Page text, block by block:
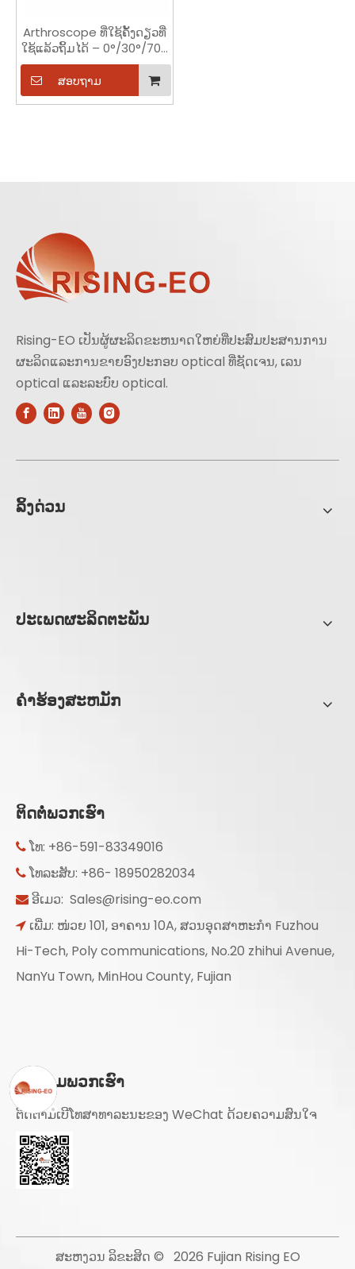
Arthroscope ທີ່ໃຊ້ຄັ້ງດຽວທີ່
ໃຊ້ແລ້ວຖິ້ມໄດ້ – 0°/30°/70°,
4K UHD, ຄວາມຍາວການເຮັດ
ວຽກ 158-175mm
ສອບຖາມ
Rising-EO ເປັນຜູ້ຜະລິດຂະຫນາດໃຫຍ່ທີ່ປະສົມປະສານການ
ຜະລິດແລະການຂາຍອົງປະກອບ optical ທີ່ຊັດເຈນ, ເລນ
optical ແລະລະບົບ optical.
ລິ້ງດ່ວນ
ປະເພດຜະລິດຕະພັນ
ຄໍາຮ້ອງສະຫມັກ
ຕິດຕໍ່ພວກເຮົາ
 ໂທ: +86-591-83349016
 ໂທລະສັບ: +86- 18950282034
 ອີເມວ: Sales@rising-eo.com
 ເພີ່ມ: ໜ່ວຍ 101, ອາຄານ 10A, ສວນອຸດສາຫະກຳ Fuzhou
Hi-Tech, Poly communications, No.20 zhihui Avenue,
NanYu Town, MinHou County, Fujian
ຕິດຕາມພວກເຮົາ
ຕິດຕາມເບີໂທສາທາລະນະຂອງ WeChat ດ້ວຍຄວາມສົນໃຈ
ສະຫງວນ ລິຂະສິດ © 2026 Fujian Rising EO